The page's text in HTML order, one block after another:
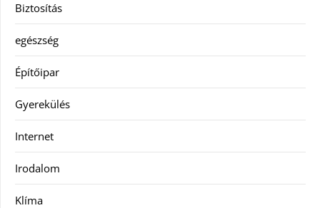
Biztosítás
egészség
Építőipar
Gyerekülés
Internet
Irodalom
Klíma